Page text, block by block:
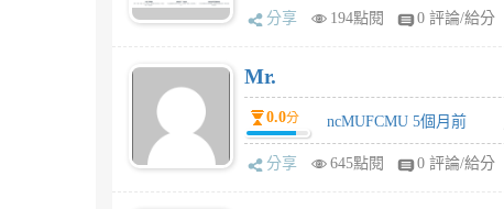
分享 194點閱 0 評論/給分
Mr.
0.0分 ncMUFCMU 5個月前
分享 645點閱 0 評論/給分